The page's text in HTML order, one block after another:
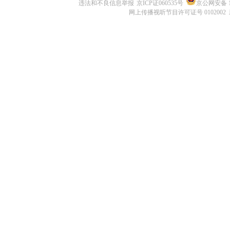
违法和不良信息举报 京ICP证060535号
京公网安备
网上传播视听节目许可证号 0102002